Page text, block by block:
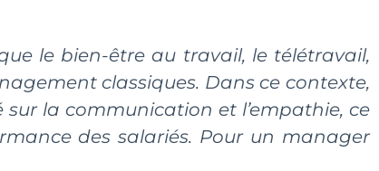
le bien-être au travail, le télétravail,
classiques. Dans ce contexte,
la communication et l’empathie, ce
des salariés. Pour un manager